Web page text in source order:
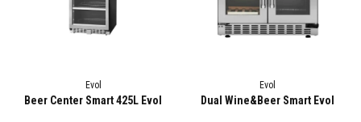
Evol
Beer Center Smart 425L Evol
Evol
Dual Wine&Beer Smart Evol